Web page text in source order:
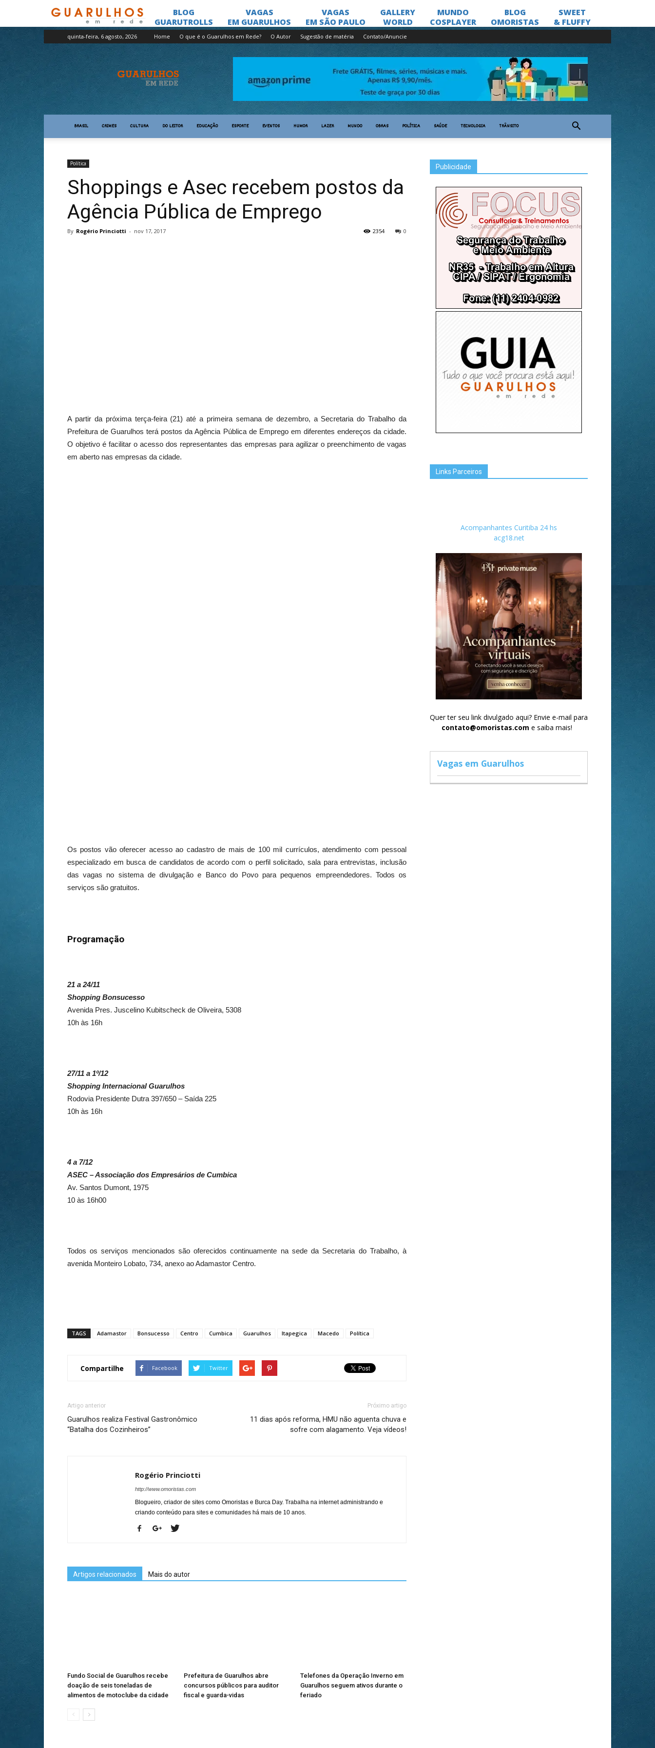
quinta-feira, 6 agosto, 2026 Home O que é o Guarulhos em Rede? O Autor Sugestão de matéria Contato/Anuncie
Guarulhos
em
Rede
BRASIL CRIMES CULTURA DO LEITOR EDUCAÇÃO ESPORTE EVENTOS HUMOR LAZER MUNDO OBRAS POLÍTICA SAÚDE TECNOLOGIA TRÂNSITO
Política
Shoppings e Asec recebem postos da
Agência Pública de Emprego
By Rogério Princiotti - nov 17, 2017 0
2354
A partir da próxima terça-feira (21) até a primeira semana de dezembro, a Secretaria do Trabalho da
Prefeitura de Guarulhos terá postos da Agência Pública de Emprego em diferentes endereços da cidade.
O objetivo é facilitar o acesso dos representantes das empresas para agilizar o preenchimento de vagas
em aberto nas empresas da cidade.
Os postos vão oferecer acesso ao cadastro de mais de 100 mil currículos, atendimento com pessoal
especializado em busca de candidatos de acordo com o perfil solicitado, sala para entrevistas, inclusão
das vagas no sistema de divulgação e Banco do Povo para pequenos empreendedores. Todos os
serviços são gratuitos.
Programação
21 a 24/11
Shopping Bonsucesso
Avenida Pres. Juscelino Kubitscheck de Oliveira, 5308
10h às 16h
27/11 a 1º/12
Shopping Internacional Guarulhos
Rodovia Presidente Dutra 397/650 – Saída 225
10h às 16h
4 a 7/12
ASEC – Associação dos Empresários de Cumbica
Av. Santos Dumont, 1975
10 às 16h00
Todos os serviços mencionados são oferecidos continuamente na sede da Secretaria do Trabalho, à
avenida Monteiro Lobato, 734, anexo ao Adamastor Centro.
TAGS Adamastor Bonsucesso Centro Cumbica Guarulhos Itapegica Macedo Política
Compartilhe Facebook Twitter
Artigo anterior
Guarulhos realiza Festival Gastronômico
“Batalha dos Cozinheiros”
Próximo artigo
11 dias após reforma, HMU não aguenta chuva e
sofre com alagamento. Veja vídeos!
Rogério Princiotti
http://www.omoristas.com
Blogueiro, criador de sites como Omoristas e Burca Day. Trabalha na internet administrando e
criando conteúdo para sites e comunidades há mais de 10 anos.
Artigos relacionados Mais do autor
Fundo Social de Guarulhos recebe
doação de seis toneladas de
alimentos de motoclube da cidade
Prefeitura de Guarulhos abre
concursos públicos para auditor
fiscal e guarda-vidas
Telefones da Operação Inverno em
Guarulhos seguem ativos durante o
feriado
Publicidade
Links Parceiros
Acompanhantes Curitiba 24 hs
acg18.net
Quer ter seu link divulgado aqui? Envie e-mail para
contato@omoristas.com e saiba mais!
Vagas em Guarulhos